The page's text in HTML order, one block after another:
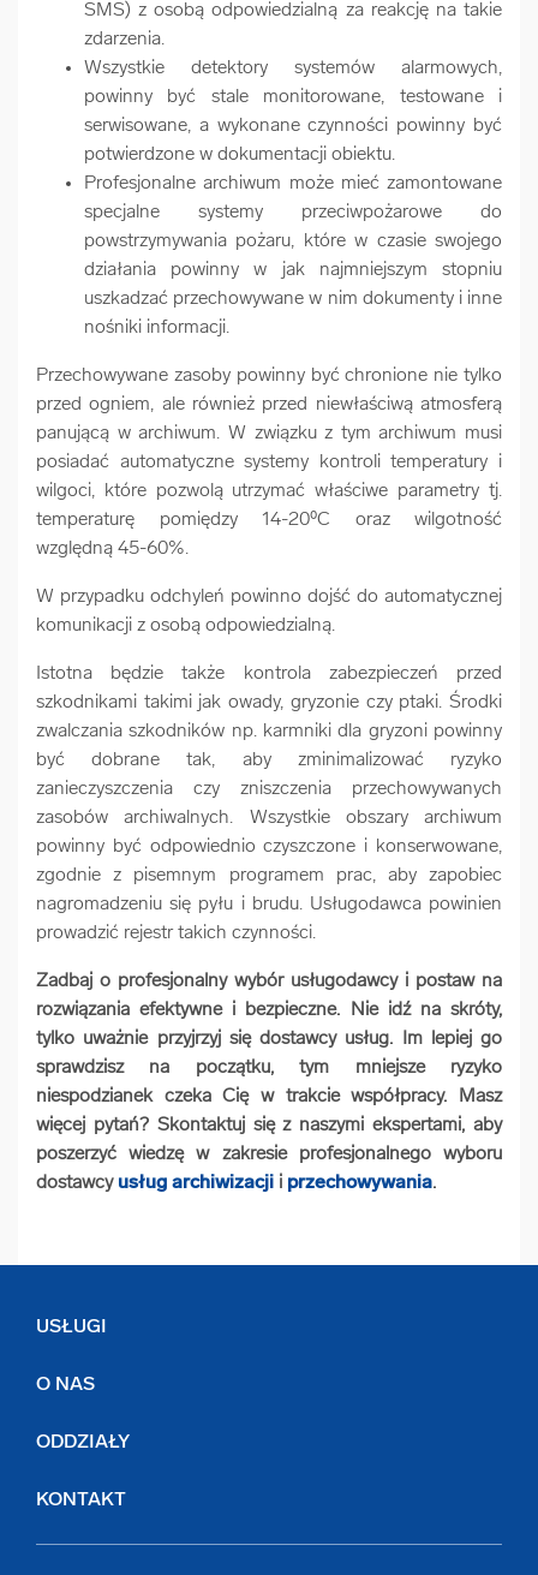
SMS) z osobą odpowiedzialną za reakcję na takie
zdarzenia.
Wszystkie detektory systemów alarmowych,
powinny być stale monitorowane, testowane i
serwisowane, a wykonane czynności powinny być
potwierdzone w dokumentacji obiektu.
Profesjonalne archiwum może mieć zamontowane
specjalne systemy przeciwpożarowe do
powstrzymywania pożaru, które w czasie swojego
działania powinny w jak najmniejszym stopniu
uszkadzać przechowywane w nim dokumenty i inne
nośniki informacji.
Przechowywane zasoby powinny być chronione nie tylko
przed ogniem, ale również przed niewłaściwą atmosferą
panującą w archiwum. W związku z tym archiwum musi
posiadać automatyczne systemy kontroli temperatury i
wilgoci, które pozwolą utrzymać właściwe parametry tj.
temperaturę pomiędzy 14-20⁰C oraz wilgotność
względną 45-60%.
W przypadku odchyleń powinno dojść do automatycznej
komunikacji z osobą odpowiedzialną.
Istotna będzie także kontrola zabezpieczeń przed
szkodnikami takimi jak owady, gryzonie czy ptaki. Środki
zwalczania szkodników np. karmniki dla gryzoni powinny
być dobrane tak, aby zminimalizować ryzyko
zanieczyszczenia czy zniszczenia przechowywanych
zasobów archiwalnych. Wszystkie obszary archiwum
powinny być odpowiednio czyszczone i konserwowane,
zgodnie z pisemnym programem prac, aby zapobiec
nagromadzeniu się pyłu i brudu. Usługodawca powinien
prowadzić rejestr takich czynności.
Zadbaj o profesjonalny wybór usługodawcy i postaw na
rozwiązania efektywne i bezpieczne. Nie idź na skróty,
tylko uważnie przyjrzyj się dostawcy usług. Im lepiej go
sprawdzisz na początku, tym mniejsze ryzyko
niespodzianek czeka Cię w trakcie współpracy. Masz
więcej pytań? Skontaktuj się z naszymi ekspertami, aby
poszerzyć wiedzę w zakresie profesjonalnego wyboru
dostawcy usług archiwizacji i przechowywania.
USŁUGI
O NAS
ODDZIAŁY
KONTAKT